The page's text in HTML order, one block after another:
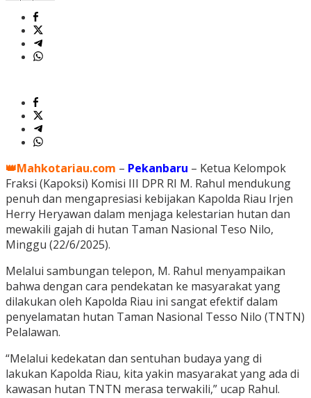
👑Mahkotariau.com – Pekanbaru – Ketua Kelompok
Fraksi (Kapoksi) Komisi III DPR RI M. Rahul mendukung
penuh dan mengapresiasi kebijakan Kapolda Riau Irjen
Herry Heryawan dalam menjaga kelestarian hutan dan
mewakili gajah di hutan Taman Nasional Teso Nilo,
Minggu (22/6/2025).
Melalui sambungan telepon, M. Rahul menyampaikan
bahwa dengan cara pendekatan ke masyarakat yang
dilakukan oleh Kapolda Riau ini sangat efektif dalam
penyelamatan hutan Taman Nasional Tesso Nilo (TNTN)
Pelalawan.
“Melalui kedekatan dan sentuhan budaya yang di
lakukan Kapolda Riau, kita yakin masyarakat yang ada di
kawasan hutan TNTN merasa terwakili,” ucap Rahul.